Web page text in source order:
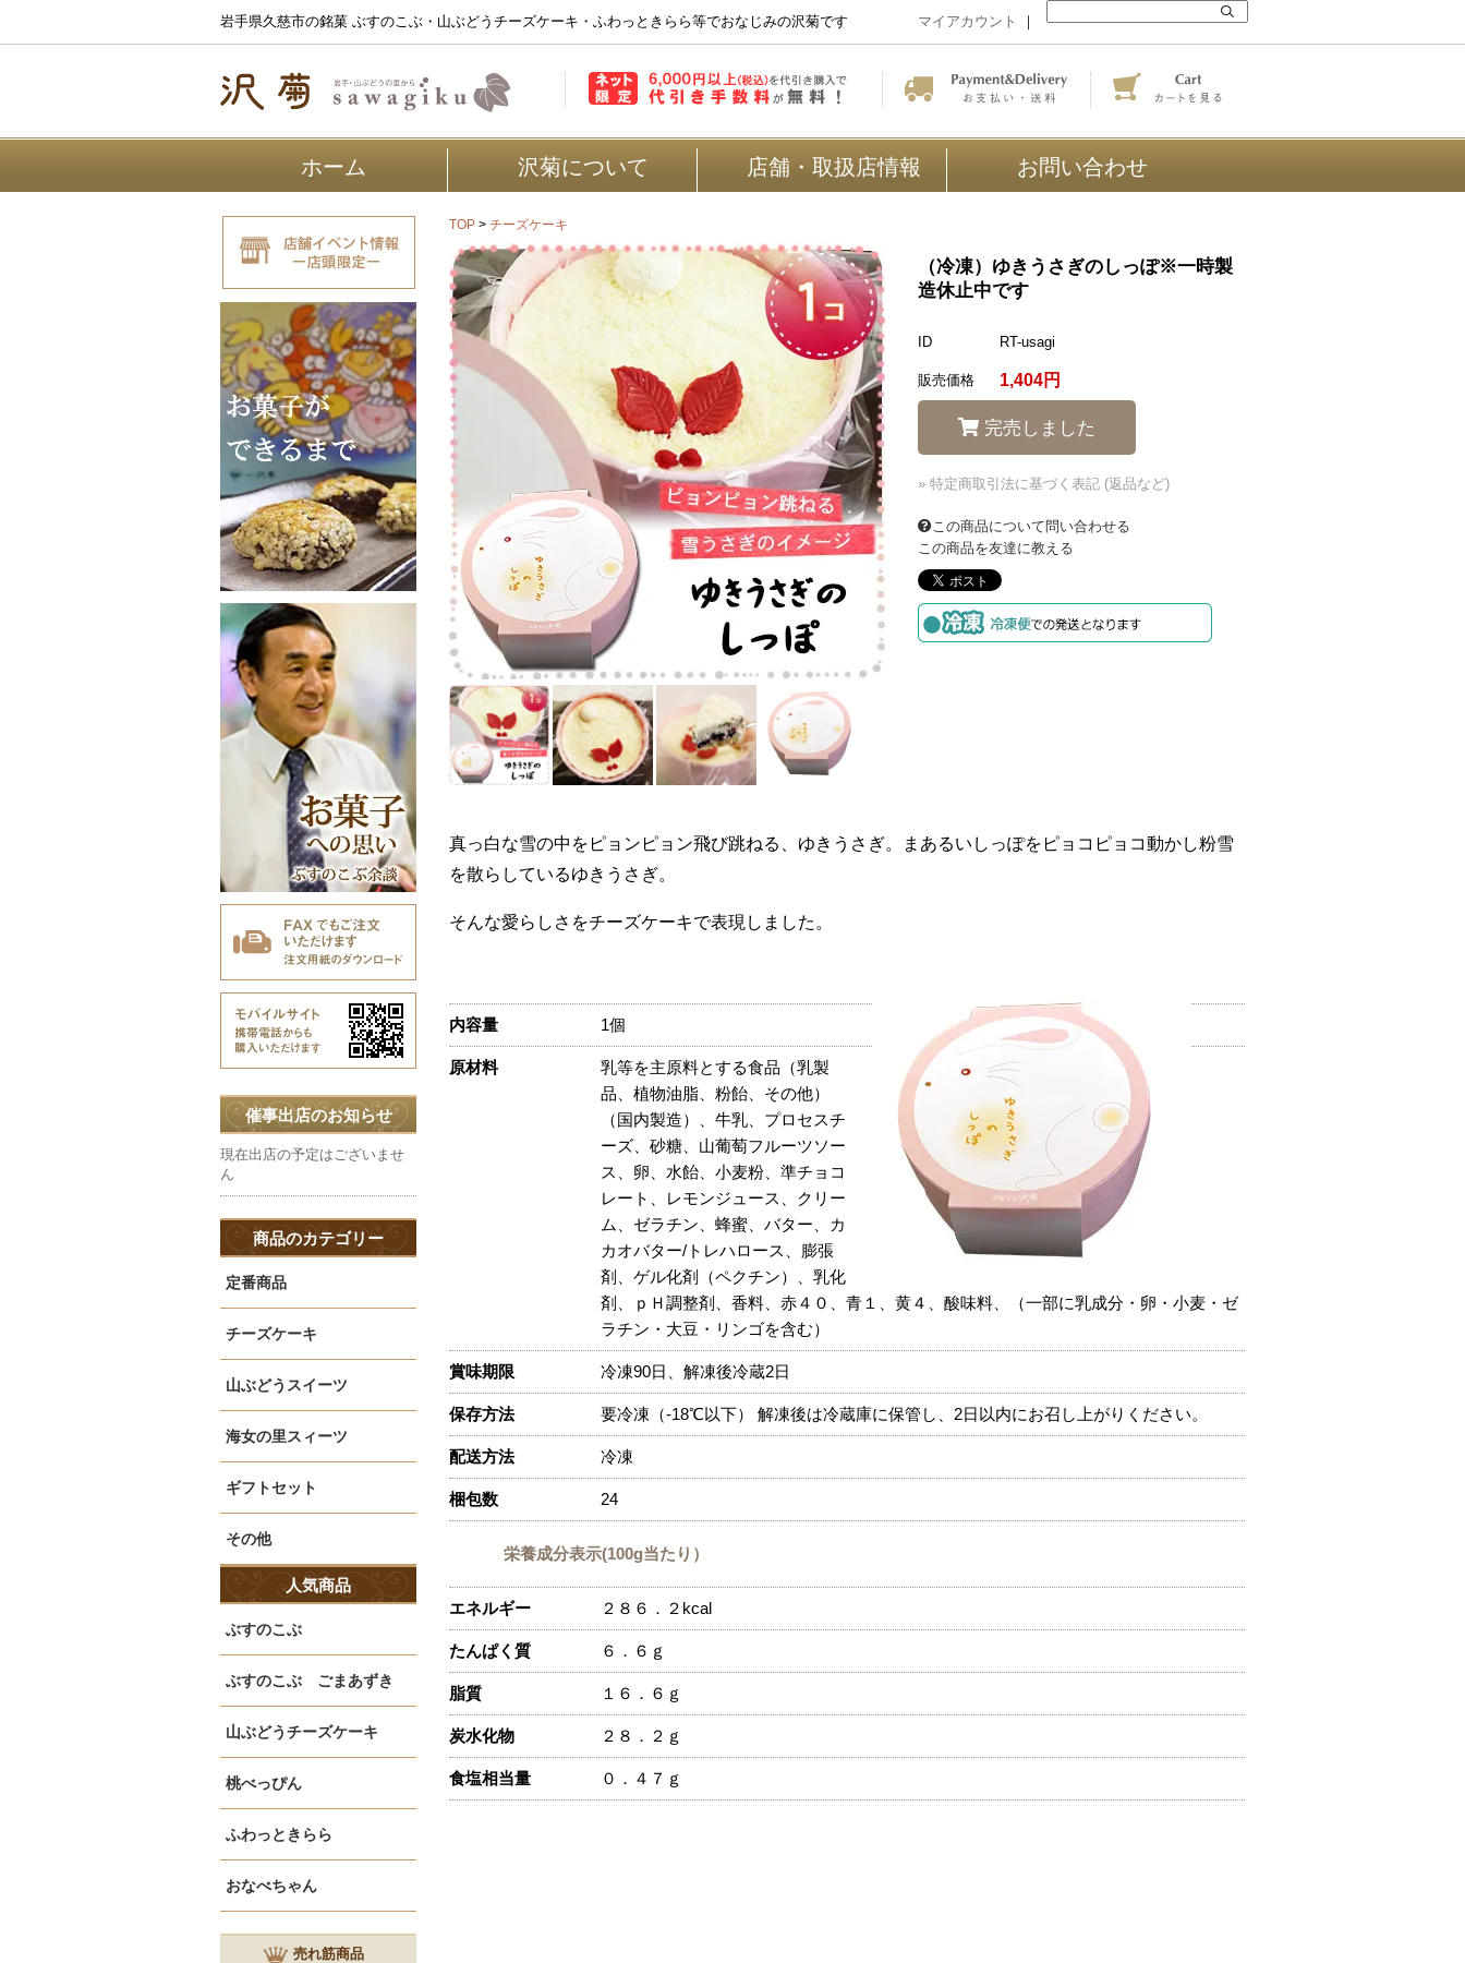
岩手県久慈市の銘菓 ぶすのこぶ・山ぶどうチーズケーキ・ふわっときらら等でおなじみの沢菊です マイアカウント ｜
ホーム 沢菊について 店舗・取扱店情報 お問い合わせ
TOP > チーズケーキ
（冷凍）ゆきうさぎのしっぽ※一時製
造休止中です
ID RT-usagi
販売価格 1,404円
完売しました
» 特定商取引法に基づく表記 (返品など)
この商品について問い合わせる
この商品を友達に教える
真っ白な雪の中をピョンピョン飛び跳ねる、ゆきうさぎ。まあるいしっぽをピョコピョコ動かし粉雪
を散らしているゆきうさぎ。
そんな愛らしさをチーズケーキで表現しました。
内容量 1個
原材料
乳等を主原料とする食品（乳製
品、植物油脂、粉飴、その他）
（国内製造）、牛乳、プロセスチ
ーズ、砂糖、山葡萄フルーツソー
ス、卵、水飴、小麦粉、準チョコ
レート、レモンジュース、クリー
ム、ゼラチン、蜂蜜、バター、カ
カオバター/トレハロース、膨張
剤、ゲル化剤（ペクチン）、乳化
剤、ｐＨ調整剤、香料、赤４０、青１、黄４、酸味料、（一部に乳成分・卵・小麦・ゼ
ラチン・大豆・リンゴを含む）
賞味期限 冷凍90日、解凍後冷蔵2日
保存方法 要冷凍（-18℃以下） 解凍後は冷蔵庫に保管し、2日以内にお召し上がりください。
配送方法 冷凍
梱包数 24
栄養成分表示(100g当たり）
エネルギー ２８６．２kcal
たんぱく質 ６．６ｇ
脂質 １６．６ｇ
炭水化物 ２８．２ｇ
食塩相当量 ０．４７ｇ
催事出店のお知らせ
現在出店の予定はございませ
ん
商品のカテゴリー
定番商品
チーズケーキ
山ぶどうスイーツ
海女の里スィーツ
ギフトセット
その他
人気商品
ぶすのこぶ
ぶすのこぶ ごまあずき
山ぶどうチーズケーキ
桃べっぴん
ふわっときらら
おなべちゃん
売れ筋商品